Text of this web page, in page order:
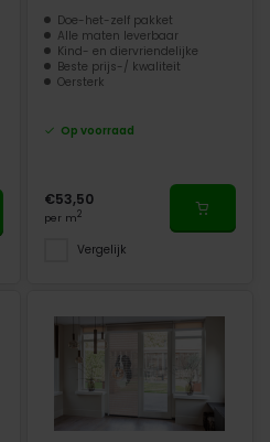
Doe-het-zelf pakket
Alle maten leverbaar
Kind- en diervriendelijke
Beste prijs-/ kwaliteit
Oersterk
Op voorraad
€53,50
per m2
Vergelijk